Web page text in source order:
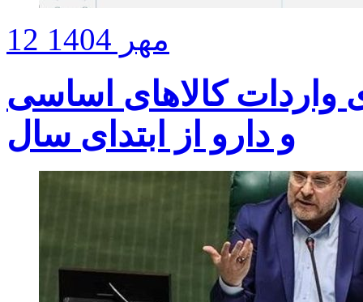
12 مهر 1404
برای واردات کالاهای اساسی
و دارو از ابتدای سال